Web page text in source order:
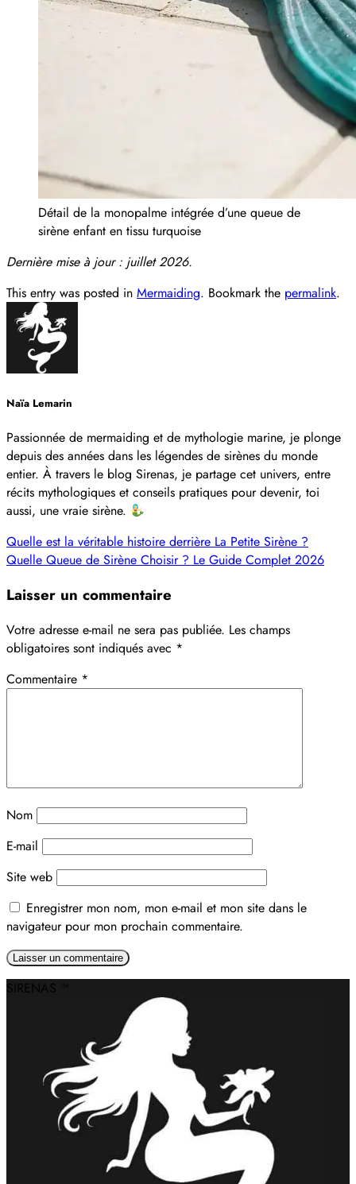
Détail de la monopalme intégrée d’une queue de
sirène enfant en tissu turquoise
Dernière mise à jour : juillet 2026.
This entry was posted in Mermaiding. Bookmark the permalink.
Naïa Lemarin
Passionnée de mermaiding et de mythologie marine, je plonge
depuis des années dans les légendes de sirènes du monde
entier. À travers le blog Sirenas, je partage cet univers, entre
récits mythologiques et conseils pratiques pour devenir, toi
aussi, une vraie sirène.
Quelle est la véritable histoire derrière La Petite Sirène ?
Quelle Queue de Sirène Choisir ? Le Guide Complet 2026
Laisser un commentaire
Votre adresse e-mail ne sera pas publiée. Les champs
obligatoires sont indiqués avec *
Commentaire *
Nom
E-mail
Site web
Enregistrer mon nom, mon e-mail et mon site dans le
navigateur pour mon prochain commentaire.
Alternative:
SIRENAS ™